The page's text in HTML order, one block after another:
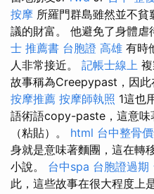
按摩 所羅門群島雖然並不
議的財富。 他避免了身體虐
士 推薦書 台胞證 高雄 有時
人非常接近。 記帳士線上
故事稱為Creepypast，因此
按摩推薦 按摩師執照 1這也
語術語copy-paste，這意味
（粘貼）。 html 台中整骨
身就是意味著麵團，這在轉
小說。 台中spa 台胞證過期
此，這些故事在很大程度上